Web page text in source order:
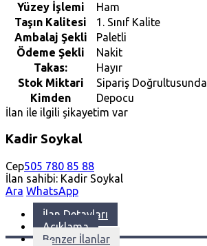
Yüzey İşlemi
Ham
Taşın Kalitesi
1. Sınıf Kalite
Ambalaj Şekli
Paletli
Ödeme Şekli
Nakit
Takas:
Hayır
Stok Miktari
Sipariş Doğrultusunda
Kimden
Depocu
İlan ile ilgili şikayetim var
Kadir Soykal
Cep505 780 85 88
İlan sahibi: Kadir Soykal
Ara WhatsApp
İlan Detayları
Açıklama
Benzer İlanlar